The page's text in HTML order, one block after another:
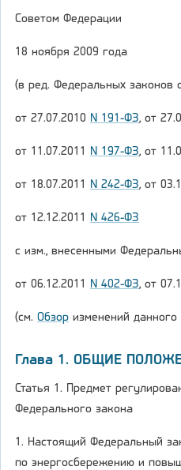
Советом Федерации
18 ноября 2009 года
(в ред. Федеральных законов
от 27.07.2010 N 191-ФЗ, от
от 11.07.2011 N 197-ФЗ, от
от 18.07.2011 N 242-ФЗ, от
от 12.12.2011 N 426-ФЗ
с изм., внесенными
от 06.12.2011 N 402-ФЗ, от
(см. Обзор изменений данного
Глава 1. ОБЩИЕ
Статья 1. Предмет
Федерального закона
1. Настоящий Федеральный
по энергосбережению и